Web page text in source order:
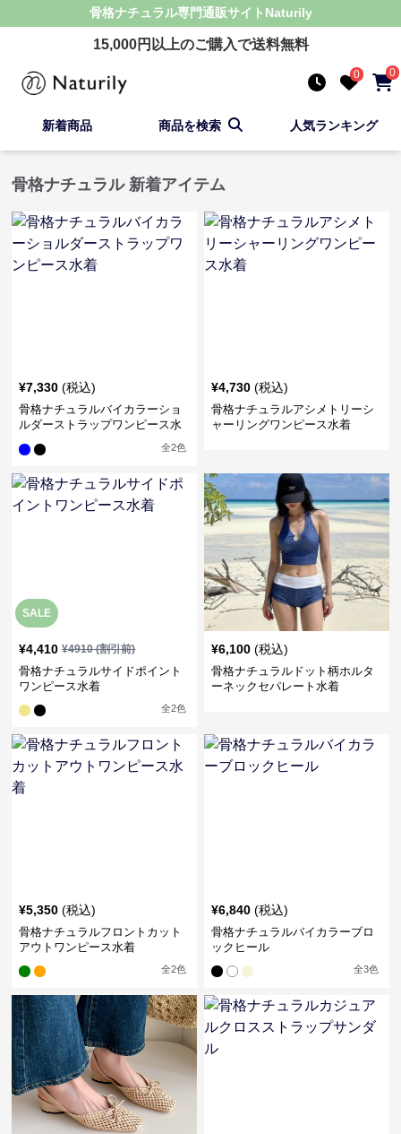
骨格ナチュラル専門通販サイト Naturily
15,000円以上のご購入で送料無料
0 0
新着商品 商品を検索 人気ランキング
骨格ナチュラル 新着アイテム
¥7,330 (税込)
骨格ナチュラルバイカラーショ
ルダーストラップワンピース水
全2色
¥4,730 (税込)
骨格ナチュラルアシメトリーシ
ャーリングワンピース水着
SALE
¥4,410 ¥4910(割引前)
骨格ナチュラルサイドポイント
ワンピース水着
全2色
¥6,100 (税込)
骨格ナチュラルドット柄ホルタ
ーネックセパレート水着
¥5,350 (税込)
骨格ナチュラルフロントカット
アウトワンピース水着
全2色
¥6,840 (税込)
骨格ナチュラルバイカラーブロ
ックヒール
全3色